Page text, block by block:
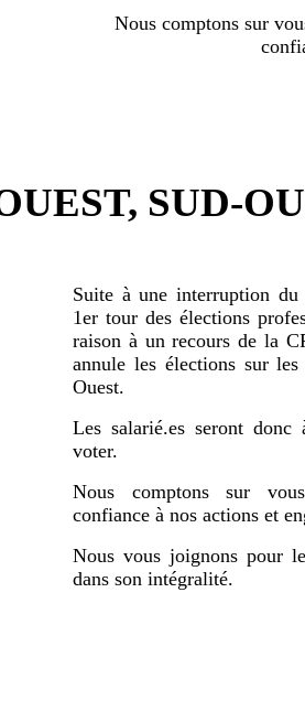
Nous comptons sur
SUD-
Suite à une interruption
1er tour des élections
raison à un recours de la
annule les élections sur
Ouest.
Les salarié.es seront
voter.
Nous comptons sur
confiance à nos actions et
Nous vous joignons pour
dans son intégralité.